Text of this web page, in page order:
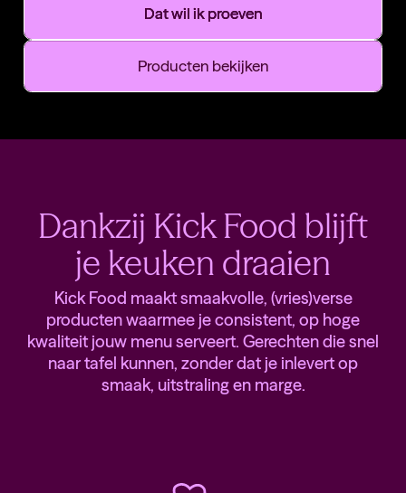
Dat wil ik proeven
Producten bekijken
Dankzij Kick Food blijft
je keuken draaien
Kick Food maakt smaakvolle, (vries)verse
producten waarmee je consistent, op hoge
kwaliteit jouw menu serveert. Gerechten die snel
naar tafel kunnen, zonder dat je inlevert op
smaak, uitstraling en marge.